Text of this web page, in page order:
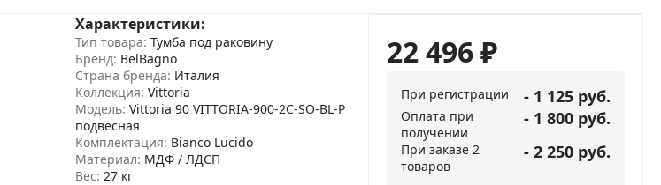
Характеристики:
Тип товара: Тумба под раковину
Бренд: BelBagno
Страна бренда: Италия
Коллекция: Vittoria
Модель: Vittoria 90 VITTORIA-900-2C-SO-BL-P
подвесная
Комплектация: Bianco Lucido
Материал: МДФ / ЛДСП
Вес: 27 кг
22 496₽
При регистрации - 1 125 руб.
Оплата при
получении
- 1 800 руб.
При заказе 2
товаров
- 2 250 руб.